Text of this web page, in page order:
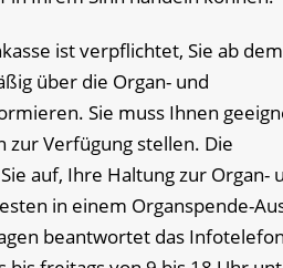
ist verpflichtet, Sie ab
über die Organ- und
Sie muss Ihnen
zur Verfügung stellen. Die
auf, Ihre Haltung zur Organ-
in einem Organspende-
beantwortet das